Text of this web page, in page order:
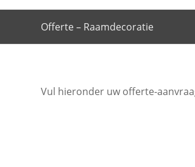
Offerte – Raamdecoratie
Vul hieronder uw offerte-